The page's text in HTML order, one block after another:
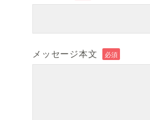
メッセージ本文 必須